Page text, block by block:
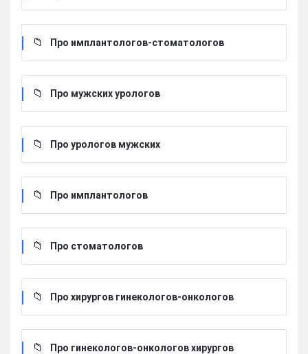
Про имплантологов-стоматологов
Про мужских урологов
Про урологов мужских
Про имплантологов
Про стоматологов
Про хирургов гинекологов-онкологов
Про гинекологов-онкологов хирургов